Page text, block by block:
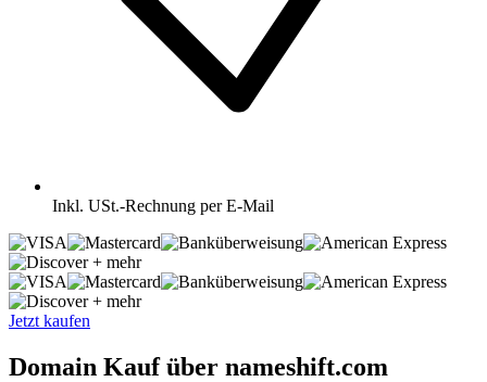
Inkl. USt.-Rechnung per E-Mail
+ mehr
+ mehr
Jetzt kaufen
Domain Kauf über nameshift.com